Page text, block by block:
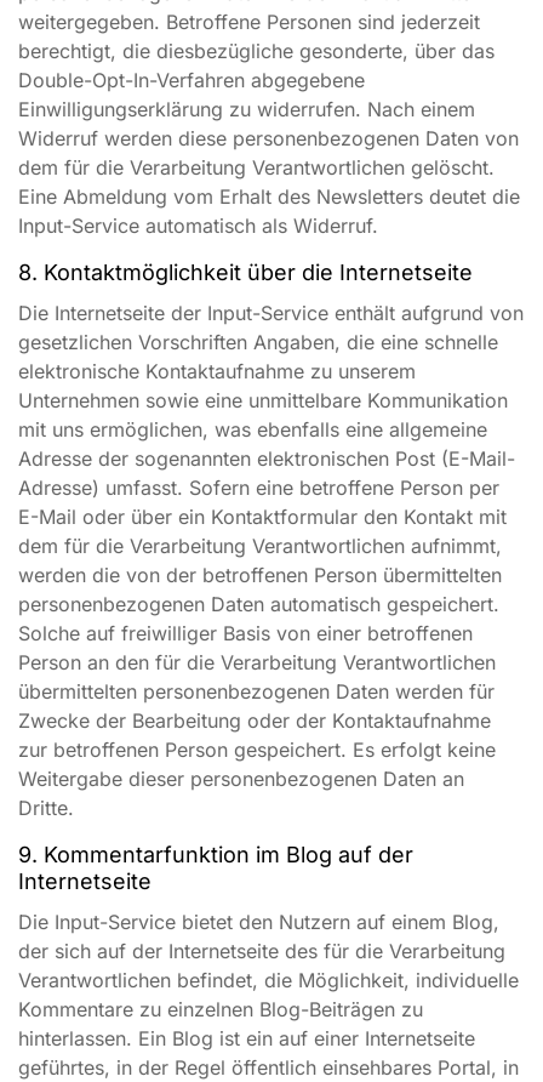
weitergegeben. Betroffene Personen sind jederzeit
berechtigt, die diesbezügliche gesonderte, über das
Double-Opt-In-Verfahren abgegebene
Einwilligungserklärung zu widerrufen. Nach einem
Widerruf werden diese personenbezogenen Daten von
dem für die Verarbeitung Verantwortlichen gelöscht.
Eine Abmeldung vom Erhalt des Newsletters deutet die
Input-Service automatisch als Widerruf.
8. Kontaktmöglichkeit über die Internetseite
Die Internetseite der Input-Service enthält aufgrund von
gesetzlichen Vorschriften Angaben, die eine schnelle
elektronische Kontaktaufnahme zu unserem
Unternehmen sowie eine unmittelbare Kommunikation
mit uns ermöglichen, was ebenfalls eine allgemeine
Adresse der sogenannten elektronischen Post (E-Mail-
Adresse) umfasst. Sofern eine betroffene Person per
E-Mail oder über ein Kontaktformular den Kontakt mit
dem für die Verarbeitung Verantwortlichen aufnimmt,
werden die von der betroffenen Person übermittelten
personenbezogenen Daten automatisch gespeichert.
Solche auf freiwilliger Basis von einer betroffenen
Person an den für die Verarbeitung Verantwortlichen
übermittelten personenbezogenen Daten werden für
Zwecke der Bearbeitung oder der Kontaktaufnahme
zur betroffenen Person gespeichert. Es erfolgt keine
Weitergabe dieser personenbezogenen Daten an
Dritte.
9. Kommentarfunktion im Blog auf der
Internetseite
Die Input-Service bietet den Nutzern auf einem Blog,
der sich auf der Internetseite des für die Verarbeitung
Verantwortlichen befindet, die Möglichkeit, individuelle
Kommentare zu einzelnen Blog-Beiträgen zu
hinterlassen. Ein Blog ist ein auf einer Internetseite
geführtes, in der Regel öffentlich einsehbares Portal, in